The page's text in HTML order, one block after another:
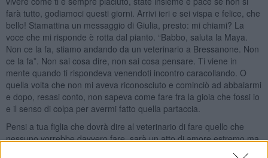
farà tutto, godiamoci questi giorni. Arrivi ieri e sei vispa e felice, che
bello! Stamattina un messaggio di Giulia, presto: mi chiami? La
voce che mi risponde è rotta dal pianto. “Babbo, saluta la Maya.
Non ce la fa, stiamo andando da un veterinario a Bressanone. Non
ce la fa”. Non sai cosa dire, non sai cosa pensare. Ti viene in
mente quando ti rispondeva venendoti incontro caracollando. O
quella volta che non mi aveva riconosciuto e cominciò ad abbaiarmi
e dopo, resasi conto, non sapeva come fare fra la gioia che fossi io
e il senso di colpa per avermi fatto quella partaccia.
Pensi a tua figlia che dovrà dire al veterinario di fare quello che
nessuno vorrebbe davvero fare, sarà un atto di amore estremo ma